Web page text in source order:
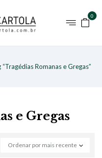
0
Romanas e Gregas”
e Gregas
Ordenar por mais recente